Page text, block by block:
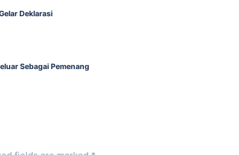
Deklarasi
Sebagai Pemenang